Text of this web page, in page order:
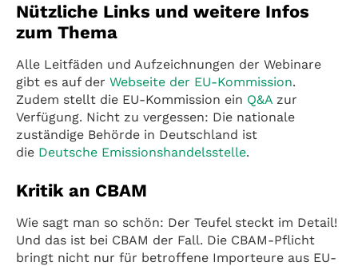
Nützliche Links und weitere Infos
zum Thema
Alle Leitfäden und Aufzeichnungen der Webinare
gibt es auf der Webseite der EU-Kommission.
Zudem stellt die EU-Kommission ein Q&A zur
Verfügung. Nicht zu vergessen: Die nationale
zuständige Behörde in Deutschland ist
die Deutsche Emissionshandelsstelle.
Kritik an CBAM
Wie sagt man so schön: Der Teufel steckt im Detail!
Und das ist bei CBAM der Fall. Die CBAM-Pflicht
bringt nicht nur für betroffene Importeure aus EU-